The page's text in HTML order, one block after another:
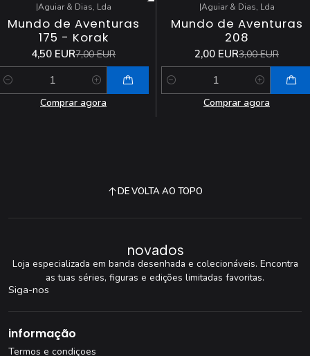
DESCONTO
|Aguiar & Dias, Lda
Mundo de Aventuras
175 - Korak
4,50 EUR7,00 EUR
Comprar agora
DESCONTO
|Aguiar & Dias, Lda
Mundo de Aventuras
208
2,00 EUR3,00 EUR
Quantidade
Comprar agora
DE VOLTA AO TOPO
novados
Loja especializada em banda desenhada e colecionáveis. Encontra
as tuas séries, figuras e edições limitadas favoritas.
Siga-nos
informação
Termos e condiçoes